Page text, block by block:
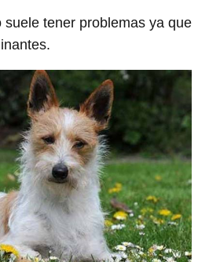
tener problemas ya que